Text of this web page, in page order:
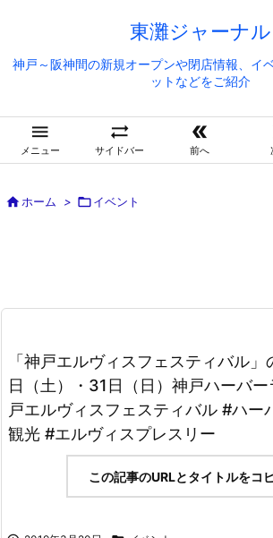
東灘ジャーナル
神戸～阪神間の新規オープンや閉店情報、イ
ットなどをご紹介

メニュー

サイドバー

前へ
ホーム > イベント
「神戸エルヴィスフェスティバル
日（土）・31日（日）神戸ハーバ
戸エルヴィスフェスティバル #ハー
観光 #エルヴィスプレスリー
この記事のURLとタイトルをコ